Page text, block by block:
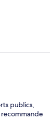
publics,